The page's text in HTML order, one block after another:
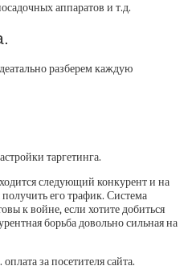
аппаратов и т.д.
разберем каждую
таргетинга.
следующий конкурент и на
его трафик. Система
к войне, если хотите добиться
борьба довольно сильная на
за посетителя сайта.